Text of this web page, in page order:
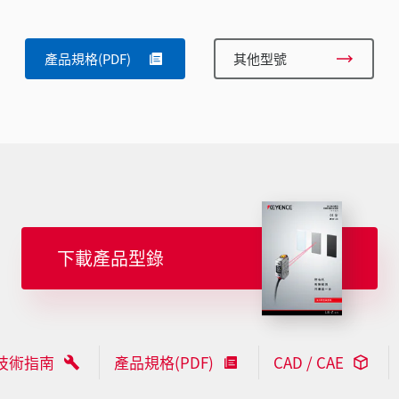
產品規格(PDF) 其他型號
下載產品型錄
術指南 產品規格(PDF) CAD / CAE